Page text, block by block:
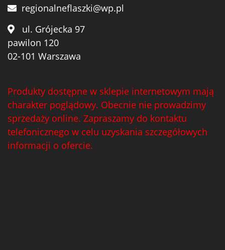
regionalneflaszki@wp.pl
ul. Grójecka 97
pawilon 120
02-101 Warszawa
Produkty dostępne w sklepie internetowym mają
charakter poglądowy. Obecnie nie prowadzimy
sprzedaży online. Zapraszamy do kontaktu
telefonicznego w celu uzyskania szczegółowych
informacji o ofercie.